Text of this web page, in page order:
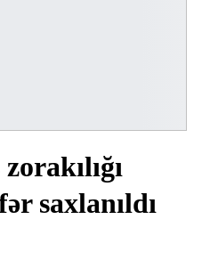
saxlanıldı